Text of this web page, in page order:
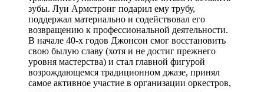
зубы. Луи Армстронг подарил ему трубу,
поддержал материально и содействовал его
возвращению к профессиональной деятельности.
В начале 40-х годов Джонсон смог восстановить
свою былую славу (хотя и не достиг прежнего
уровня мастерства) и стал главной фигурой
возрождающемся традиционном джазе, принял
самое активное участие в организации оркестров,